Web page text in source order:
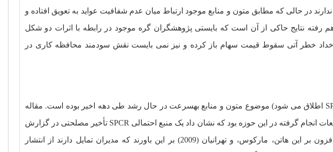
در حالی که مطابق متون و منابع موجود ارتباط میان عدم شفافیت عواید به تعویق افتاده و
نتایج حاکی از آن است که بایستی پژوهشگران گره موجود در رابطه با اثرات دو شکل
رخداد خطر آتی سقوط قیمت سهام باز کرده و نیز نمی بایست نقش سودمند محافظه کاری در
اطلاق می شود) موضوع متون و منابع به­سرعت در حال رشد طی دهه اخیر بوده است. مقاله
SPCR تأخیر مصلحتی در گزارش
دهی اخبار بد توسط مدیریت شرکت است. افزون بر این هاتن، مارکوس، و تهرانیان (2009) بر این باورند که مدیران تمایل دارند از انتشار